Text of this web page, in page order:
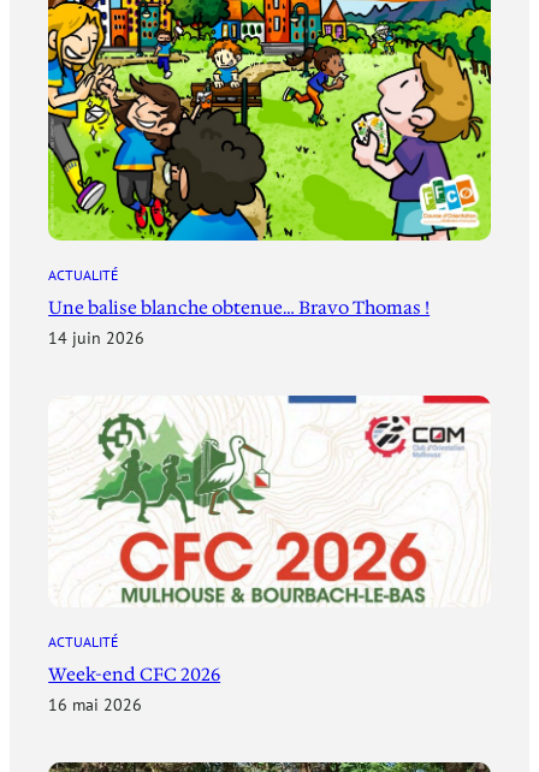
ACTUALITÉ
Une balise blanche obtenue… Bravo Thomas !
14 juin 2026
ACTUALITÉ
Week-end CFC 2026
16 mai 2026